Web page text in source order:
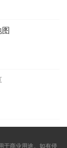
于商业用途。如有侵